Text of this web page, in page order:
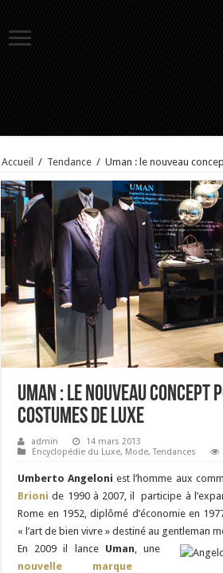
Accueil / Tendance / Uman : le nouveau
Uman : le nouveau concept
costumes de luxe
admin
14 mars 2013
Encyclopédie du Luxe, Mode,Tendances
Umberto Angeloni est l’homme aux
Brioni de 1990 à 2007, il participe à
Rome en 1952, diplômé d’économie en
« l’art de bien vivre » destiné au gentleman
En 2009 il lance Uman , une
nouvelle marque